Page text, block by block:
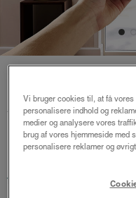
Astrid
m/motor
Lys beige -
fra
Vi bruger cookies til, at få
personalisere indhold og
medier og analysere vores
brug af vores hjemmeside med
personalisere reklamer og